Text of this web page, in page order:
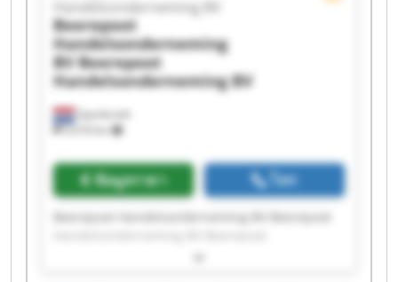
Spanbroek
9,018 km
Handelsonderneming BV
Beerepoot
Handelsonderneming
BV Beerepoot
Handelsonderneming BV
ข้อมูลราคา โทร
Beerepoot Handelsonderneming BV Beerepoot
Handelsonderneming BV Beerepoot